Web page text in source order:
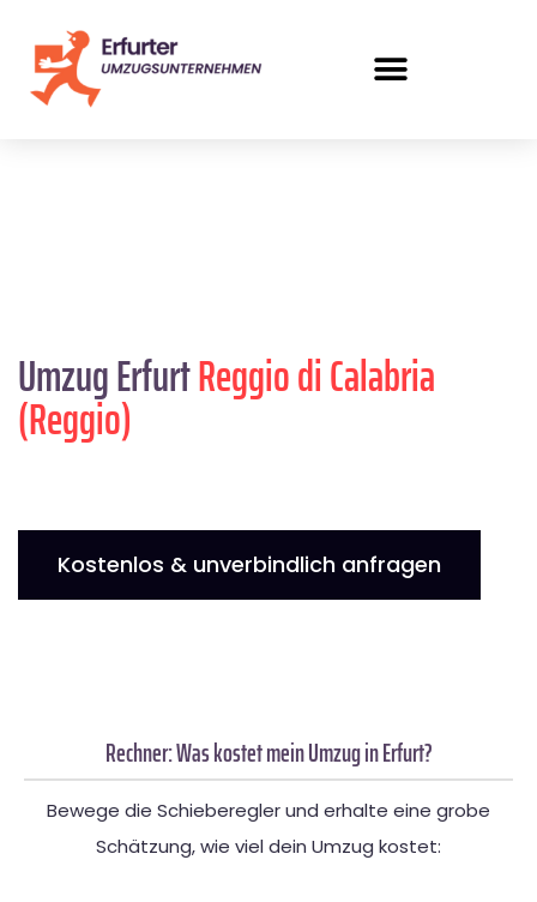
Umzug ErfurtReggio di Calabria
(Reggio)
Kostenlos & unverbindlich anfragen
Rechner: Was kostet mein Umzug in Erfurt?
Bewege die Schieberegler und erhalte eine grobe
Schätzung, wie viel dein Umzug kostet: